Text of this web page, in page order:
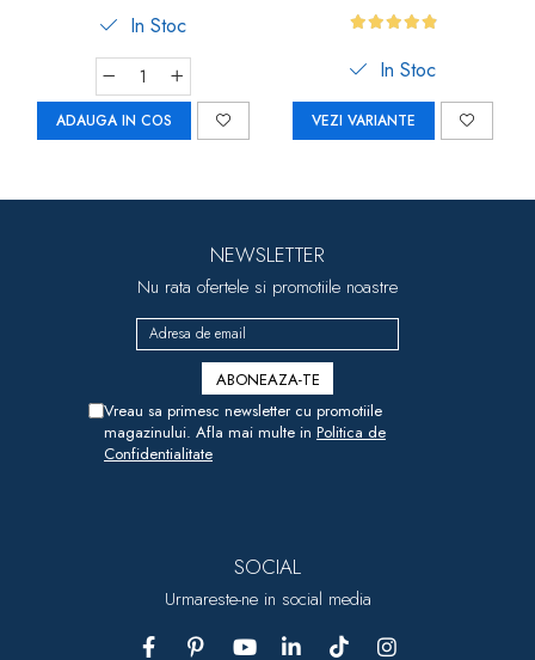
In Stoc
ADAUGA IN COS
In Stoc
VEZI VARIANTE
NEWSLETTER
Nu rata ofertele si promotiile noastre
Vreau sa primesc newsletter cu promotiile
magazinului. Afla mai multe in Politica de
Confidentialitate
SOCIAL
Urmareste-ne in social media